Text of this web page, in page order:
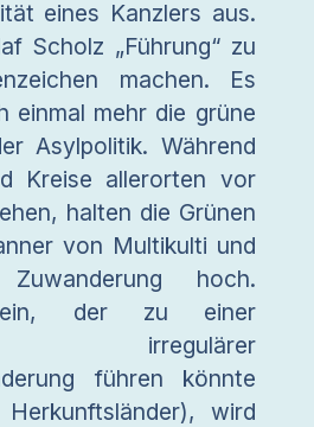
eines Kanzlers aus.
Scholz „Führung“ zu
machen. Es
einmal mehr die grüne
Asylpolitik. Während
Kreise allerorten vor
halten die Grünen
von Multikulti und
Zuwanderung hoch.
der zu einer
irregulärer
führen könnte
wird